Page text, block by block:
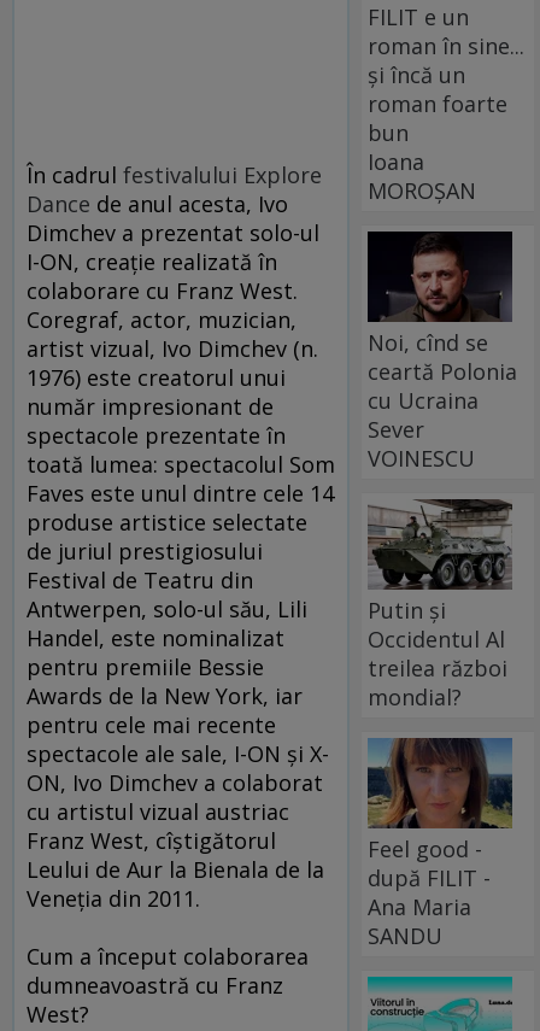
În cadrul festivalului Explore
Dance de anul acesta, Ivo
Dimchev a prezentat solo-ul
I-ON, creație realizată în
colaborare cu Franz West.
Coregraf, actor, muzician,
artist vizual, Ivo Dimchev (n.
1976) este creatorul unui
număr impresionant de
spectacole prezentate în
toată lumea: spectacolul Som
Faves este unul dintre cele 14
produse artistice selectate
de juriul prestigiosului
Festival de Teatru din
Antwerpen, solo-ul său, Lili
Handel, este nominalizat
pentru premiile Bessie
Awards de la New York, iar
pentru cele mai recente
spectacole ale sale, I-ON și X-
ON, Ivo Dimchev a colaborat
cu artistul vizual austriac
Franz West, cîștigătorul
Leului de Aur la Bienala de la
Veneția din 2011.
Cum a început colaborarea
dumneavoastră cu Franz
West?
FILIT e un
roman în sine...
și încă un
roman foarte
bun
Ioana
MOROȘAN
Noi, cînd se
ceartă Polonia
cu Ucraina
Sever
VOINESCU
Putin și
Occidentul Al
treilea război
mondial?
Feel good -
după FILIT -
Ana Maria
SANDU